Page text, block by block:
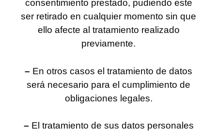
consentimiento prestado, pudiendo este
ser retirado en cualquier momento sin que
ello afecte al tratamiento realizado
previamente.
– En otros casos el tratamiento de datos
será necesario para el cumplimiento de
obligaciones legales.
– El tratamiento de sus datos personales